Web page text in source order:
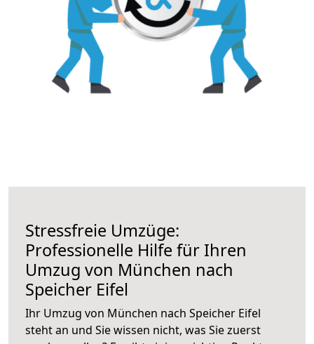
Stressfreie Umzüge:
Professionelle Hilfe für Ihren
Umzug von München nach
Speicher Eifel
Ihr Umzug von München nach Speicher Eifel
steht an und Sie wissen nicht, was Sie zuerst